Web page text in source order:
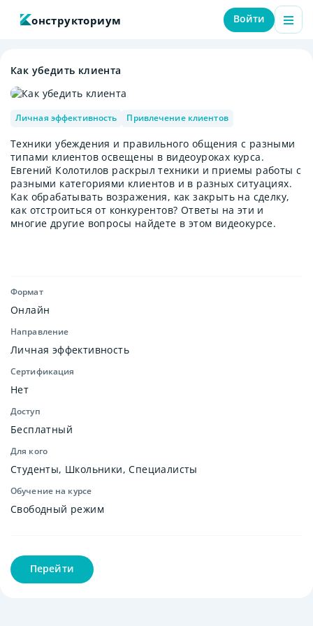
онструкториум Войти
Как убедить клиента
Личная эффективность Привлечение клиентов
Техники убеждения и правильного общения с разными
типами клиентов освещены в видеоуроках курса.
Евгений Колотилов раскрыл техники и приемы работы с
разными категориями клиентов и в разных ситуациях.
Как обрабатывать возражения, как закрыть на сделку,
как отстроиться от конкурентов? Ответы на эти и
многие другие вопросы найдете в этом видеокурсе.
Формат
Онлайн
Направление
Личная эффективность
Сертификация
Нет
Доступ
Бесплатный
Для кого
Студенты, Школьники, Специалисты
Обучение на курсе
Свободный режим
Перейти